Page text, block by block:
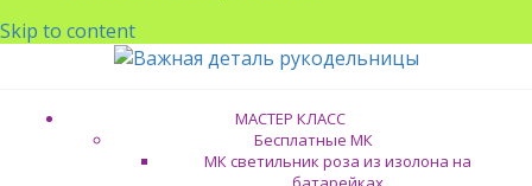
Skip to content
МАСТЕР КЛАСС
Бесплатные МК
МК светильник роза из изолона на